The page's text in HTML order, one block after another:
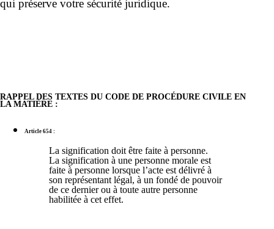
qui préserve votre sécurité juridique.
RAPPEL DES TEXTES DU CODE DE PROCÉDURE CIVILE EN
LA MATIÈRE :
Article 654 :
La signification doit être faite à personne.
La signification à une personne morale est
faite à personne lorsque l’acte est délivré à
son représentant légal, à un fondé de pouvoir
de ce dernier ou à toute autre personne
habilitée à cet effet.